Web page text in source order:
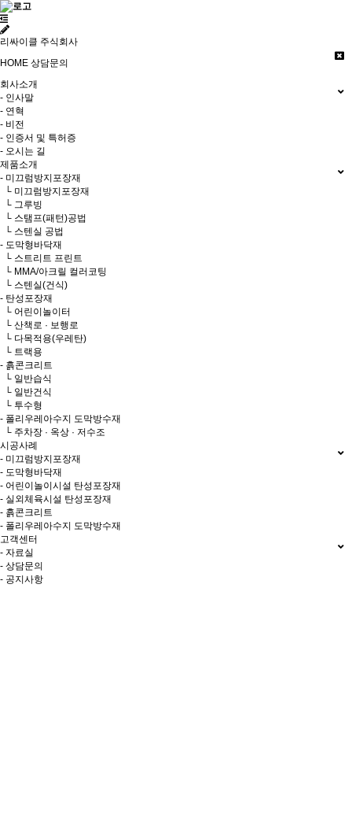
리싸이클 주식회사
HOME 상담문의
회사소개
- 인사말
- 연혁
- 비전
- 인증서 및 특허증
- 오시는 길
제품소개
- 미끄럼방지포장재
└ 미끄럼방지포장재
└ 그루빙
└ 스탬프(패턴)공법
└ 스텐실 공법
- 도막형바닥재
└ 스트리트 프린트
└ MMA/아크릴 컬러코팅
└ 스텐실(건식)
- 탄성포장재
└ 어린이놀이터
└ 산책로 · 보행로
└ 다목적용(우레탄)
└ 트랙용
- 흙콘크리트
└ 일반습식
└ 일반건식
└ 투수형
- 폴리우레아수지 도막방수재
└ 주차장 · 옥상 · 저수조
시공사례
- 미끄럼방지포장재
- 도막형바닥재
- 어린이놀이시설 탄성포장재
- 실외체육시설 탄성포장재
- 흙콘크리트
- 폴리우레아수지 도막방수재
고객센터
- 자료실
- 상담문의
- 공지사항